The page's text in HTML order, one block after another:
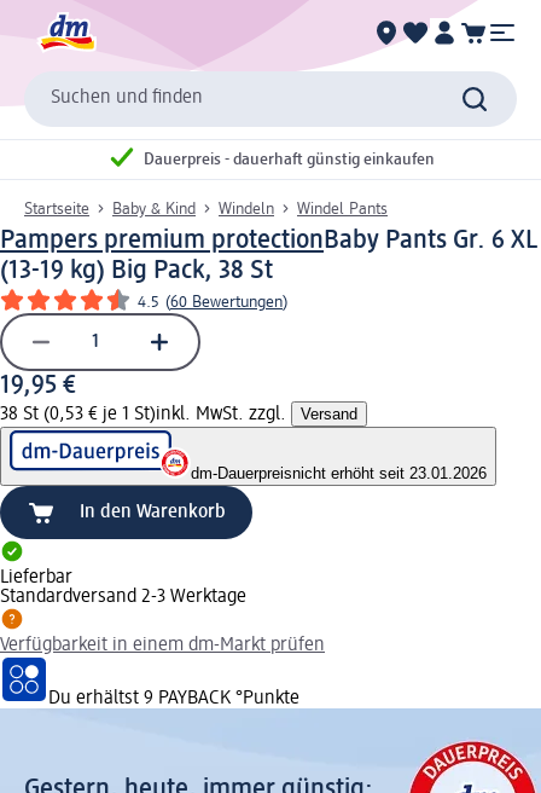
Suchen und finden
Dauerpreis - dauerhaft günstig einkaufen
Startseite Baby & Kind Windeln Windel Pants
Pampers premium protectionBaby Pants Gr. 6 XL
(13-19 kg) Big Pack, 38 St
4.5 (60 Bewertungen)
19,95 €
38 St (0,53 € je 1 St)inkl. MwSt. zzgl. Versand
dm-Dauerpreisnicht erhöht seit 23.01.2026
In den Warenkorb
Lieferbar
Standardversand 2-3 Werktage
Verfügbarkeit in einem dm-Markt prüfen
Du erhältst 9 PAYBACK °Punkte